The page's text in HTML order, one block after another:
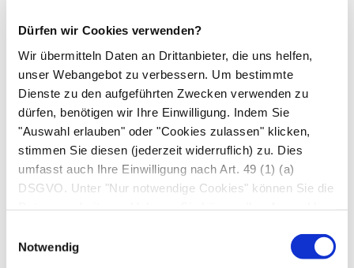
Dürfen wir Cookies verwenden?
Wir übermitteln Daten an Drittanbieter, die uns helfen,
unser Webangebot zu verbessern. Um bestimmte
Dienste zu den aufgeführten Zwecken verwenden zu
dürfen, benötigen wir Ihre Einwilligung. Indem Sie
"Auswahl erlauben" oder "Cookies zulassen" klicken,
stimmen Sie diesen (jederzeit widerruflich) zu. Dies
umfasst auch Ihre Einwilligung nach Art. 49 (1) (a)
DSGVO. Unter "Nur notwendige Cookies" können Sie die
Notwendig
sich an einen Arzt, der über gegebenenfalls
erforderliche Maßnahmen entscheidet.
Bei den ersten Anzeichen einer
Überempfindlichkeitsreaktion (z. B.
Hautausschlag) soll das Arzneimittel nicht
weiter eingenommen werden.
Wenn Sie Nebenwirkungen bemerken, wenden
auch für Nebenwirkungen, die nicht angegeben